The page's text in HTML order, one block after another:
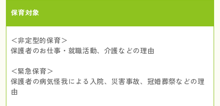
保育対象
＜非定型的保育＞
保護者のお仕事・就職活動、介護などの理由
＜緊急保育＞
保護者の病気怪我による入院、災害事故、冠婚葬祭などの理
由